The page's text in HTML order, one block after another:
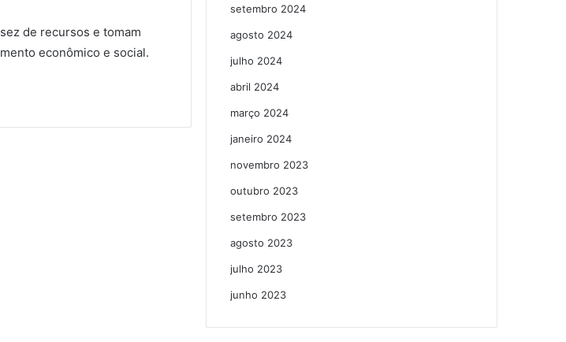
de recursos e tomam
econômico e social.
setembro 2024
agosto 2024
julho 2024
abril 2024
março 2024
janeiro 2024
novembro 2023
outubro 2023
setembro 2023
agosto 2023
julho 2023
junho 2023